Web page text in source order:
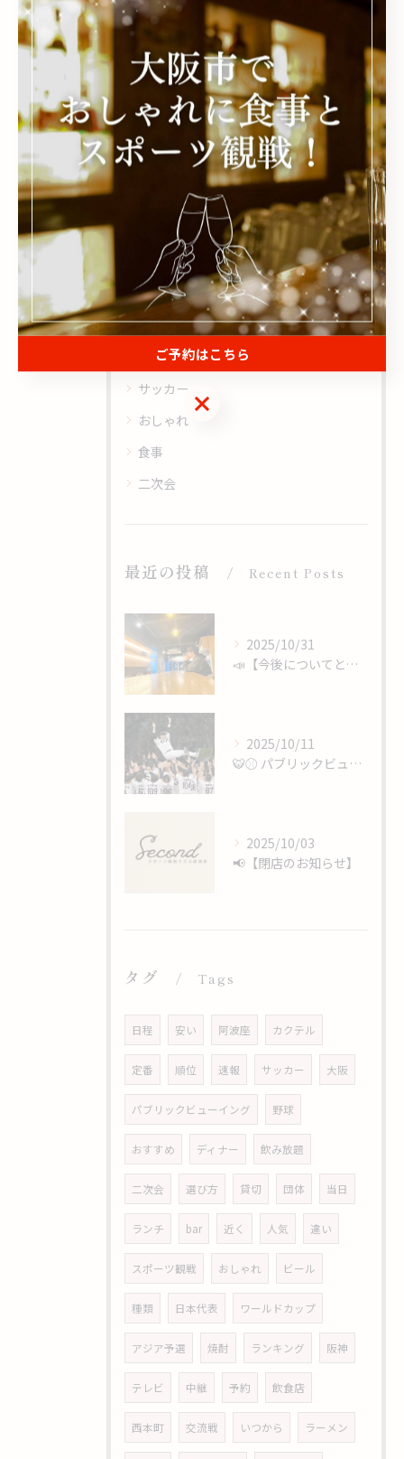
< 前のページ 一覧に戻る 次のページ >
関連タグ
#お盆 #スポーツ観戦 #大阪
カテゴリー Categories
全てのカテゴリー
野球
サッカー
おしゃれ
食事
二次会
最近の投稿 Recent Posts
2025/10/31
📣【今後についてと、心からのありがとうを】
2025/10/11
🐯⚾️ パブリックビューイング開催 ⚾️🐯
2025/10/03
📢【閉店のお知らせ】
タグ Tags
日程 安い 阿波座 カクテル
定番 順位 速報 サッカー 大阪
パブリックビューイング 野球
おすすめ ディナー 飲み放題
二次会 選び方 貸切 団体 当日
ランチ bar 近く 人気 違い
スポーツ観戦 おしゃれ ビール
種類 日本代表 ワールドカップ
アジア予選 焼酎 ランキング 阪神
テレビ 中継 予約 飲食店
西本町 交流戦 いつから ラーメン
ご予約はこちら
ご予約はこちら